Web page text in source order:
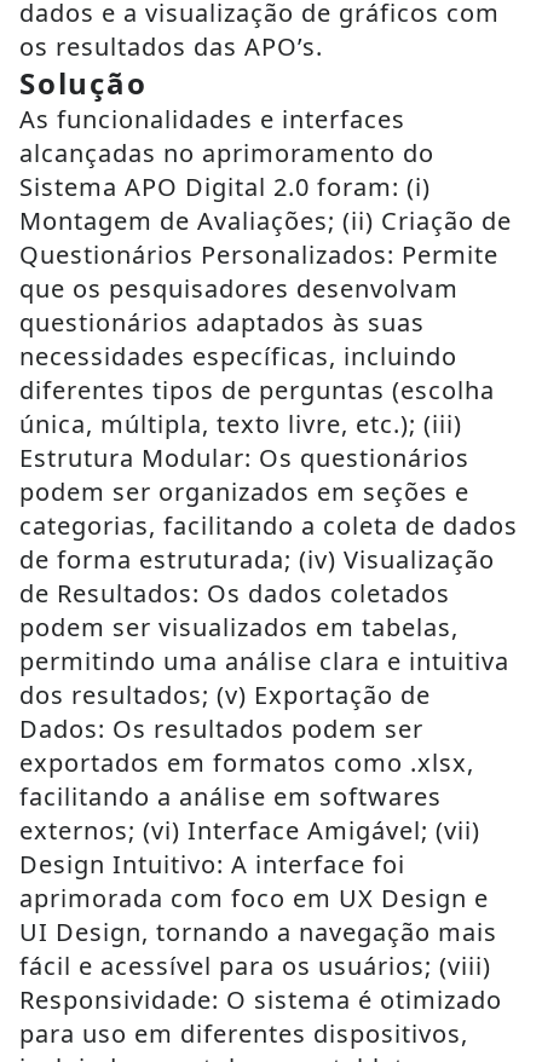
dados e a visualização de gráficos com
os resultados das APO’s.
Solução
As funcionalidades e interfaces
alcançadas no aprimoramento do
Sistema APO Digital 2.0 foram: (i)
Montagem de Avaliações; (ii) Criação de
Questionários Personalizados: Permite
que os pesquisadores desenvolvam
questionários adaptados às suas
necessidades específicas, incluindo
diferentes tipos de perguntas (escolha
única, múltipla, texto livre, etc.); (iii)
Estrutura Modular: Os questionários
podem ser organizados em seções e
categorias, facilitando a coleta de dados
de forma estruturada; (iv) Visualização
de Resultados: Os dados coletados
podem ser visualizados em tabelas,
permitindo uma análise clara e intuitiva
dos resultados; (v) Exportação de
Dados: Os resultados podem ser
exportados em formatos como .xlsx,
facilitando a análise em softwares
externos; (vi) Interface Amigável; (vii)
Design Intuitivo: A interface foi
aprimorada com foco em UX Design e
UI Design, tornando a navegação mais
fácil e acessível para os usuários; (viii)
Responsividade: O sistema é otimizado
para uso em diferentes dispositivos,